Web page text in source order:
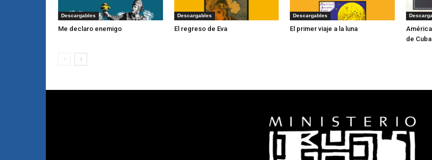
Descargables
Me declaro enemigo
Descargables
El regreso de Eva
Descargables
El primer viaje a la luna
de Cuba